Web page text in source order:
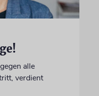
alle
verdient